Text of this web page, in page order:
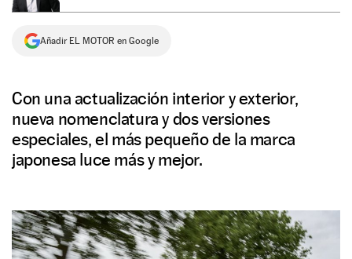
Añadir EL MOTOR en Google
Con una actualización interior y exterior,
nueva nomenclatura y dos versiones
especiales, el más pequeño de la marca
japonesa luce más y mejor.